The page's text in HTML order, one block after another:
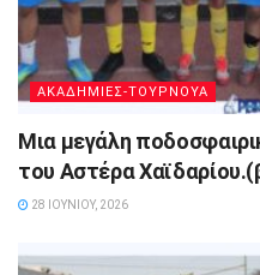
ΑΚΑΔΗΜΙΕΣ-ΤΟΥΡΝΟΥΑ
Μια μεγάλη
του Αστέρα
28 ΙΟΥΝΊΟΥ, 2026